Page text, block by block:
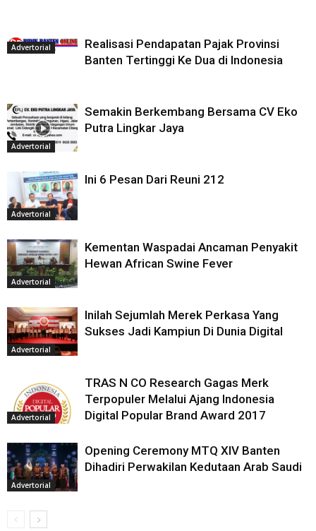
Advertorial
Realisasi Pendapatan Pajak Provinsi
Banten Tertinggi Ke Dua di Indonesia
Advertorial
Semakin Berkembang Bersama CV Eko
Putra Lingkar Jaya
Advertorial
Ini 6 Pesan Dari Reuni 212
Advertorial
Kementan Waspadai Ancaman Penyakit
Hewan African Swine Fever
Advertorial
Inilah Sejumlah Merek Perkasa Yang
Sukses Jadi Kampiun Di Dunia Digital
Advertorial
TRAS N CO Research Gagas Merk
Terpopuler Melalui Ajang Indonesia
Digital Popular Brand Award 2017
Advertorial
Opening Ceremony MTQ XIV Banten
Dihadiri Perwakilan Kedutaan Arab Saudi